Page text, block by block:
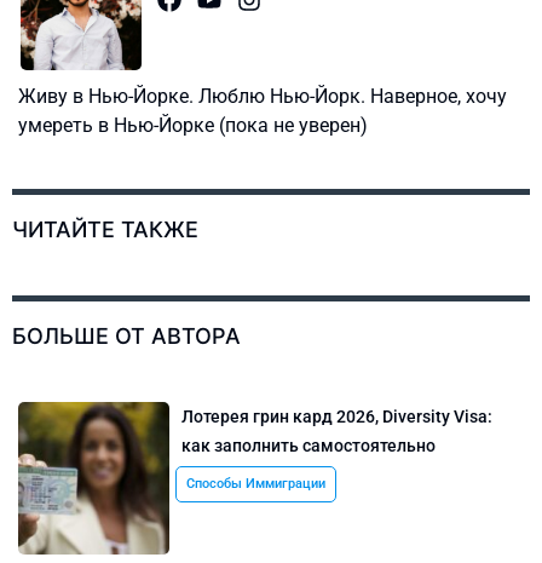
Живу в Нью-Йорке. Люблю Нью-Йорк. Наверное, хочу
умереть в Нью-Йорке (пока не уверен)
ЧИТАЙТЕ ТАКЖЕ
БОЛЬШЕ ОТ АВТОРА
Лотерея грин кард 2026, Diversity Visa:
как заполнить самостоятельно
Способы Иммиграции